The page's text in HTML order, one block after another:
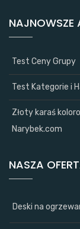
NAJNOWSZE
Test Ceny Grupy
Test Kategorie i
Złoty karaś
Narybek.com
NASZA
Deski na